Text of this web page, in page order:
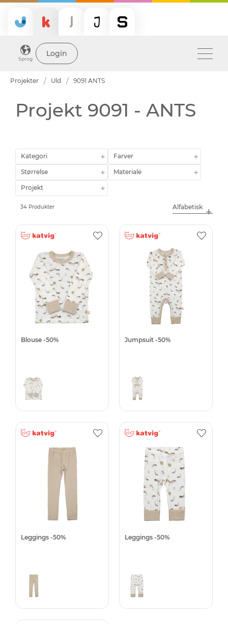
Sprog
Login
Projekter Uld 9091 ANTS
Projekt 9091 - ANTS
Kategori Farver
Størrelse Materiale
Projekt
34 Produkter
Blouse -50% Jumpsuit -50%
Leggings -50% Leggings -50%